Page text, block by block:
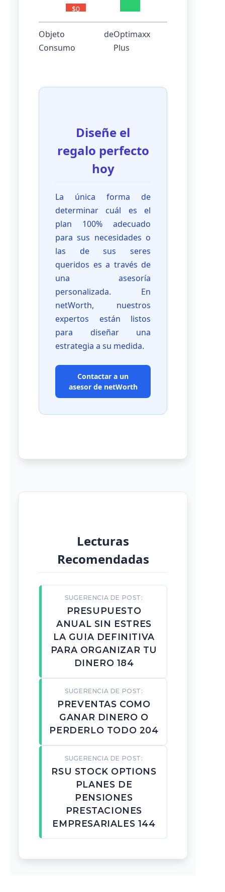
$0
Objeto de
Consumo
Optimaxx
Plus
Diseñe el
regalo perfecto
hoy
La única forma de
determinar cuál es el
plan 100% adecuado
para sus necesidades o
las de sus seres
queridos es a través de
una asesoría
personalizada. En
netWorth, nuestros
expertos están listos
para diseñar una
estrategia a su medida.
Contactar a un
asesor de netWorth
Lecturas
Recomendadas
SUGERENCIA DE POST:
PRESUPUESTO
ANUAL SIN ESTRES
LA GUIA DEFINITIVA
PARA ORGANIZAR TU
DINERO 184
SUGERENCIA DE POST:
PREVENTAS COMO
GANAR DINERO O
PERDERLO TODO 204
SUGERENCIA DE POST:
RSU STOCK OPTIONS
PLANES DE
PENSIONES
PRESTACIONES
EMPRESARIALES 144